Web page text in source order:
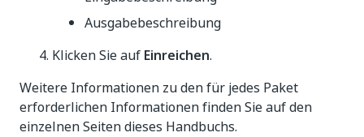
Ausgabebeschreibung
Klicken Sie auf Einreichen.
Weitere Informationen zu den für jedes Paket
erforderlichen Informationen finden Sie auf den
einzelnen Seiten dieses Handbuchs.